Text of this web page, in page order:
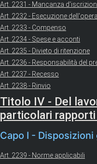
Art. 2231 - Mancanza
Art. 2232 - Esecuzione dell'opera
Art. 2233 - Compenso
Art. 2234 - Spese e acconti
Art. 2235 - Divieto di ritenzione
Art. 2236 - Responsabilità del
Art. 2237 - Recesso
Art. 2238 - Rinvio
Titolo IV - Del
particolari
Capo I - Disposizioni
Art. 2239 - Norme applicabili